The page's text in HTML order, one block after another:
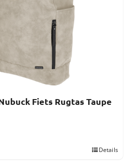
Fiets Rugtas Taupe
Details